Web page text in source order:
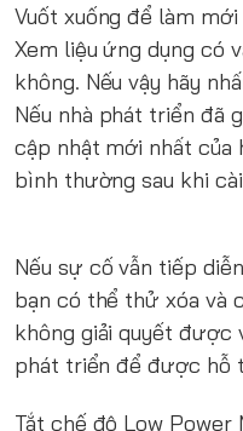
Vuốt xuống để làm mới
Xem liệu ứng dụng có
không. Nếu vậy hãy
Nếu nhà phát triển đã
cập nhật mới nhất của
bình thường sau khi
Nếu sự cố vẫn tiếp
bạn có thể thử xóa và
không giải quyết được
phát triển để được hỗ
Tắt chế độ Low Power